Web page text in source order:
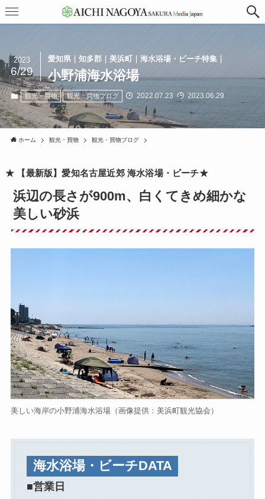
愛知県｜知多郡｜美浜町｜海水浴場・ビーチ特集｜
小野浦海水浴場
2023
6/29
観光・買物 観光・買物ブログ 2022.07.23 2023.06.29
ホーム 観光・買物 観光・買物ブログ
★ 【最新版】愛知名古屋近郊 海水浴場・ビーチ★
浜辺の長さが900m、白くてきめ細かな
美しい砂浜
美しい海岸の小野浦海水浴場（画像提供：美浜町観光協会）
海水浴場・ビーチDATA
■営業日